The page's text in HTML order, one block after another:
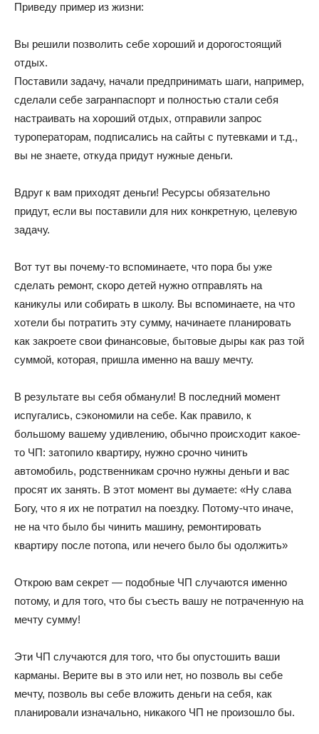
Приведу пример из жизни:
Вы решили позволить себе хороший и дорогостоящий
отдых.
Поставили задачу, начали предпринимать шаги, например,
сделали себе загранпаспорт и полностью стали себя
настраивать на хороший отдых, отправили запрос
туроператорам, подписались на сайты с путевками и т.д.,
вы не знаете, откуда придут нужные деньги.
Вдруг к вам приходят деньги! Ресурсы обязательно
придут, если вы поставили для них конкретную, целевую
задачу.
Вот тут вы почему-то вспоминаете, что пора бы уже
сделать ремонт, скоро детей нужно отправлять на
каникулы или собирать в школу. Вы вспоминаете, на что
хотели бы потратить эту сумму, начинаете планировать
как закроете свои финансовые, бытовые дыры как раз той
суммой, которая, пришла именно на вашу мечту.
В результате вы себя обманули! В последний момент
испугались, сэкономили на себе. Как правило, к
большому вашему удивлению, обычно происходит какое-
то ЧП: затопило квартиру, нужно срочно чинить
автомобиль, родственникам срочно нужны деньги и вас
просят их занять. В этот момент вы думаете: «Ну слава
Богу, что я их не потратил на поездку. Потому-что иначе,
не на что было бы чинить машину, ремонтировать
квартиру после потопа, или нечего было бы одолжить»
Открою вам секрет — подобные ЧП случаются именно
потому, и для того, что бы съесть вашу не потраченную на
мечту сумму!
Эти ЧП случаются для того, что бы опустошить ваши
карманы. Верите вы в это или нет, но позволь вы себе
мечту, позволь вы себе вложить деньги на себя, как
планировали изначально, никакого ЧП не произошло бы.